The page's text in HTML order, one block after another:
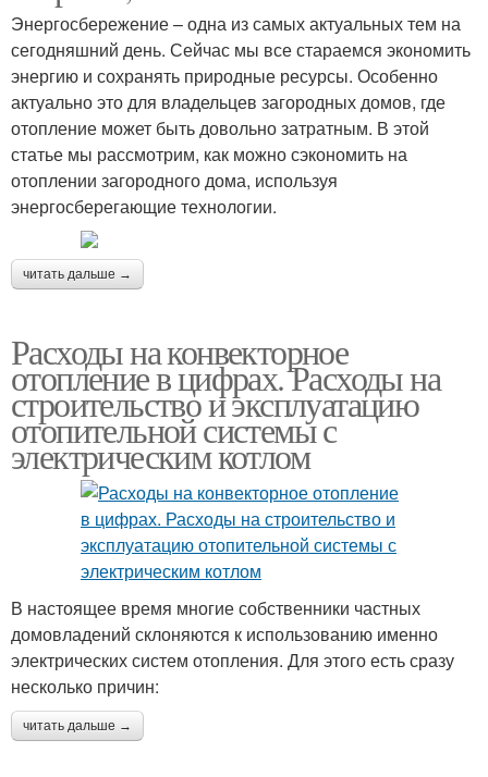
Энергосбережение – одна из самых актуальных тем на
сегодняшний день. Сейчас мы все стараемся экономить
энергию и сохранять природные ресурсы. Особенно
актуально это для владельцев загородных домов, где
отопление может быть довольно затратным. В этой
статье мы рассмотрим, как можно сэкономить на
отоплении загородного дома, используя
энергосберегающие технологии.
читать дальше →
Расходы на конвекторное
отопление в цифрах. Расходы на
строительство и эксплуатацию
отопительной системы с
электрическим котлом
В настоящее время многие собственники частных
домовладений склоняются к использованию именно
электрических систем отопления. Для этого есть сразу
несколько причин:
читать дальше →